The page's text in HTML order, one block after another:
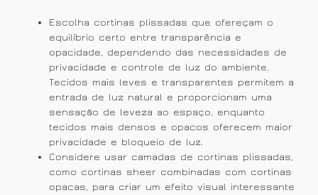
Escolha cortinas plissadas que ofereçam o
equilíbrio certo entre transparência e
opacidade, dependendo das necessidades de
privacidade e controle de luz do ambiente.
Tecidos mais leves e transparentes permitem a
entrada de luz natural e proporcionam uma
sensação de leveza ao espaço, enquanto
tecidos mais densos e opacos oferecem maior
privacidade e bloqueio de luz.
Considere usar camadas de cortinas plissadas,
como cortinas sheer combinadas com cortinas
opacas, para criar um efeito visual interessante